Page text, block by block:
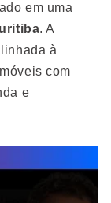
em uma
. A
à
com
e